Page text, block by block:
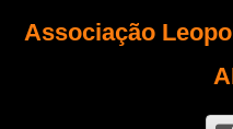
Associação